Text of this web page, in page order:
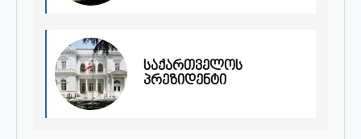
საქართველოს
პრეზიდენტი